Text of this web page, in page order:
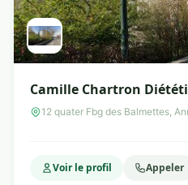
Camille Chartron
luxoponcture
12 quater Fbg des Balmettes,
Voir le profil Appeler